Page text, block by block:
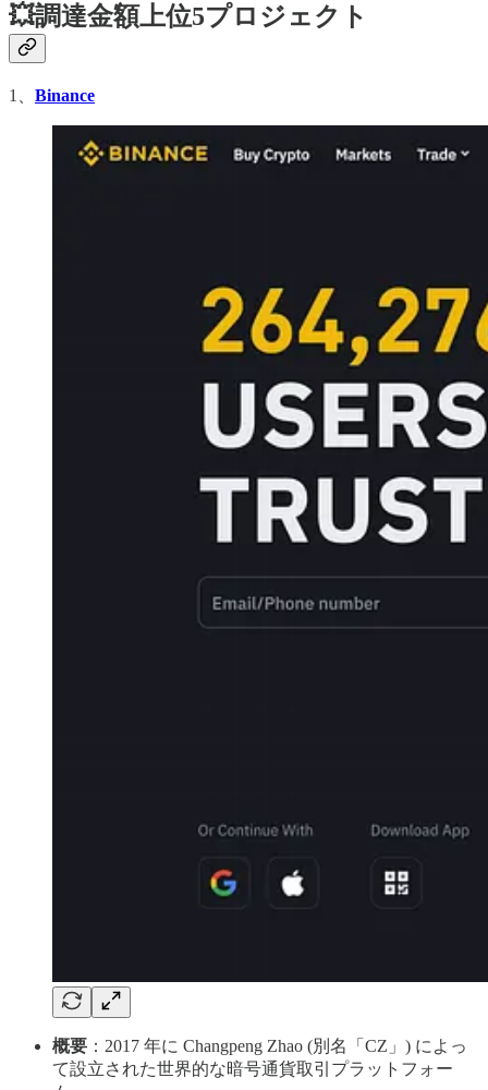
💥調達金額上位5プロジェクト
1、 Binance
概要 ：2017 年に Changpeng Zhao (別名「CZ」) によっ
て設立された世界的な暗号通貨取引プラットフォー